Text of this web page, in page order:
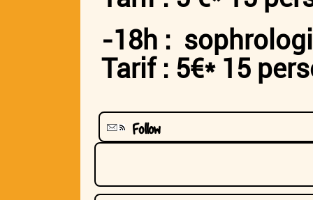
-18h :
Tarif : 5€* 15
Follow